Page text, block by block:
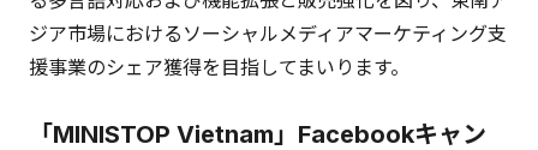
ジア市場におけるソーシャルメディアマーケティング支
援事業のシェア獲得を目指してまいります。
「MINISTOP Vietnam」Facebookキャン